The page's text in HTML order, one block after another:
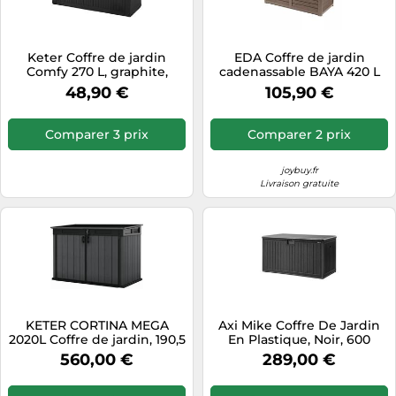
Tablettes tactiles
Téléphonie
Téléviseurs
Télévision & vidéo
Keter Coffre de jardin
Comfy 270 L, graphite,
116,7×44,7×56 cm, résistant
sans entretien
48,90 €
Comparer 3 prix
EDA Coffre de jardin
cadenassable BAYA 420 L
117,3 x 54,8 x 65,3 cm Taupe
105,90 €
Comparer 2 prix
joybuy.fr
Livraison gratuite
KETER CORTINA MEGA
2020L Coffre de jardin, 190,5
x 109,3 x 132,5 cm, gris
17212413
560,00 €
Axi Mike Coffre De Jardin
En Plastique, Noir, 600
Litres | Boite De
Rangement Extérieur Pour
Coussins Avec Fond |
289,00 €